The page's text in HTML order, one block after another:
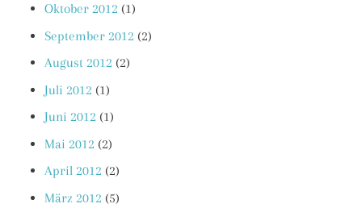
Oktober 2012 (1)
September 2012 (2)
August 2012 (2)
Juli 2012 (1)
Juni 2012 (1)
Mai 2012 (2)
April 2012 (2)
März 2012 (5)